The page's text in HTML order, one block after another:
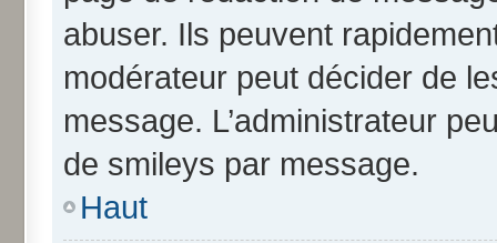
abuser. Ils peuvent
modérateur peut décider de
message. L’administrateur
de smileys par message.
Haut